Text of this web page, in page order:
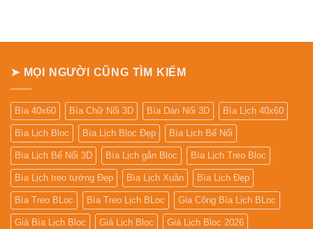
➤ MỌI NGƯỜI CŨNG TÌM KIẾM
Bìa 40x60 Bìa Chữ Nổi 3D Bìa Dán Nổi 3D Bìa Lịch 40x60
Bìa Lịch Bloc Bìa Lịch Bloc Đẹp Bìa Lịch Bế Nổi
Bìa Lịch Bế Nổi 3D Bìa Lịch gắn Bloc Bìa Lịch Treo Bloc
Bìa Lịch treo tường Đẹp Bìa Lịch Xuân Bìa Lịch Đẹp
Bìa Treo BLoc Bìa Treo Lịch BLoc Gia Công Bìa Lịch BLoc
Giá Bìa Lịch Bloc Giá Lịch Bloc Giá Lịch Bloc 2026